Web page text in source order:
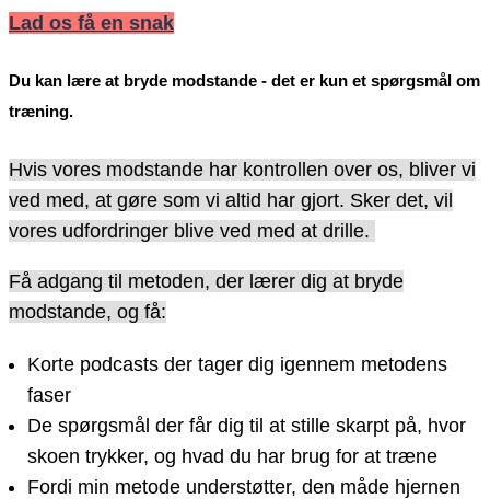
Lad os få en snak
Du kan lære at bryde modstande - det er kun et spørgsmål om
træning.
Hvis vores modstande har kontrollen over os, bliver vi
ved med, at gøre som vi altid har gjort. Sker det, vil
vores udfordringer blive ved med at drille.
Få adgang til metoden, der lærer dig at bryde
modstande, og få:
Korte podcasts der tager dig igennem metodens
faser
De spørgsmål der får dig til at stille skarpt på, hvor
skoen trykker, og hvad du har brug for at træne
Fordi min metode understøtter, den måde hjernen